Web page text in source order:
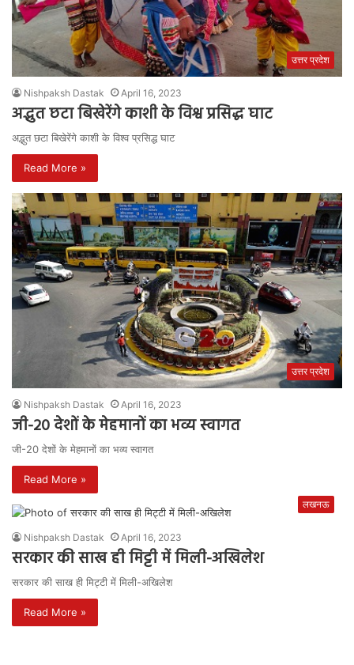
उत्तर प्रदेश
Nishpaksh Dastak April 16, 2023
अद्भुत छटा बिखेरेंगे काशी के विश्व प्रसिद्ध घाट
अद्भुत छटा बिखेरेंगे काशी के विश्व प्रसिद्ध घाट
Read More »
उत्तर प्रदेश
Nishpaksh Dastak April 16, 2023
जी-20 देशों के मेहमानों का भव्य स्वागत
जी-20 देशों के मेहमानों का भव्य स्वागत
Read More »
लखनऊ
Nishpaksh Dastak April 16, 2023
सरकार की साख ही मिट्टी में मिली-अखिलेश
सरकार की साख ही मिट्टी में मिली-अखिलेश
Read More »